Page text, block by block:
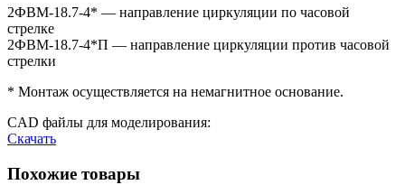
2ФВМ-18.7-4* — направление циркуляции по часовой
стрелке
2ФВМ-18.7-4*П — направление циркуляции против часовой
стрелки
* Монтаж осуществляется на немагнитное основание.
CAD файлы для моделирования:
Скачать
Похожие товары